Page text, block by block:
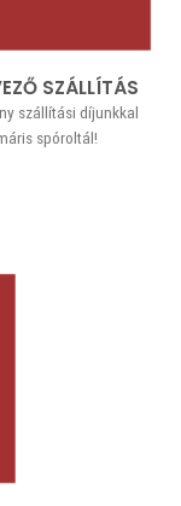
SZÁLLÍTÁS
szállítási díjunkkal
spóroltál!